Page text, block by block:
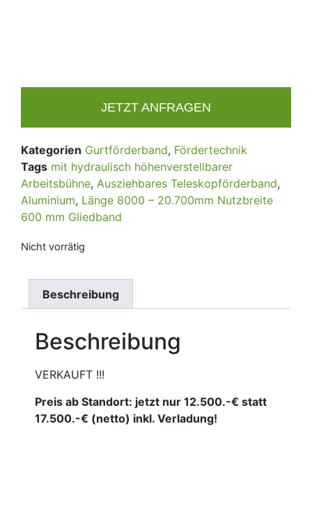
JETZT ANFRAGEN
Kategorien Gurtförderband, Fördertechnik
Tags mit hydraulisch höhenverstellbarer
Arbeitsbühne, Ausziehbares Teleskopförderband,
Aluminium, Länge 8000 – 20.700mm Nutzbreite
600 mm Gliedband
Nicht vorrätig
Beschreibung
Beschreibung
VERKAUFT !!!
Preis ab Standort: jetzt nur 12.500.-€ statt
17.500.-€ (netto) inkl. Verladung!